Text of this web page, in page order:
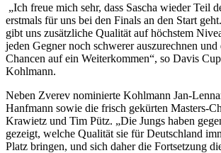
„Ich freue mich sehr, dass Sascha wieder Teil
erstmals für uns bei den Finals an den Start
gibt uns zusätzliche Qualität auf höchstem
jeden Gegner noch schwerer auszurechnen und
Chancen auf ein Weiterkommen“, so Davis
Kohlmann.
Neben Zverev nominierte Kohlmann Jan-
Hanfmann sowie die frisch gekürten Masters-
Krawietz und Tim Pütz. „Die Jungs haben
gezeigt, welche Qualität sie für Deutschland
Platz bringen, und sich daher die Fortsetzung